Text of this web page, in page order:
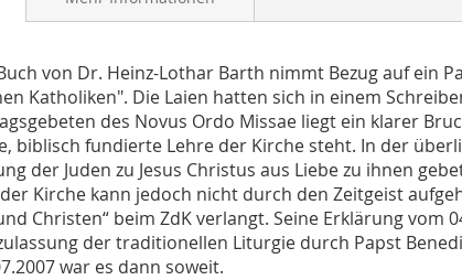
von Dr. Heinz-Lothar Barth nimmt Bezug auf ein
Katholiken". Die Laien hatten sich in einem
des Novus Ordo Missae liegt ein klarer
biblisch fundierte Lehre der Kirche steht. In der
der Juden zu Jesus Christus aus Liebe zu ihnen
Kirche kann jedoch nicht durch den Zeitgeist
Christen“ beim ZdK verlangt. Seine Erklärung vom
der traditionellen Liturgie durch Papst
war es dann soweit.